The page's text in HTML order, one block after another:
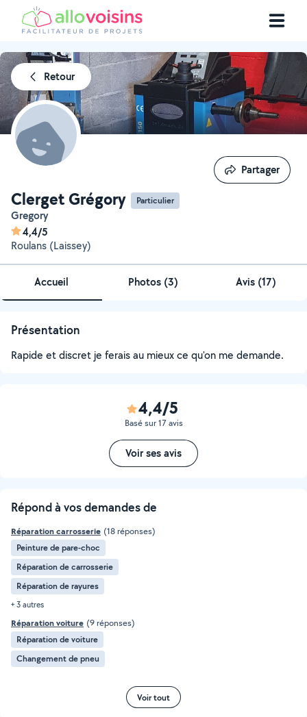
Retour
Clerget Grégory Particulier
Gregory
4,4/5
Roulans (Laissey)
Partager
Partager
Accueil Photos (3) Avis (17)
Présentation
Rapide et discret je ferais au mieux ce qu'on me demande.
4,4/5
Basé sur 17 avis
Voir ses avis
Répond à vos demandes de
Réparation carrosserie (18 réponses)
Peinture de pare-choc
Réparation de carrosserie
Réparation de rayures
+ 3 autres
Réparation voiture (9 réponses)
Réparation de voiture
Changement de pneu
Voir tout